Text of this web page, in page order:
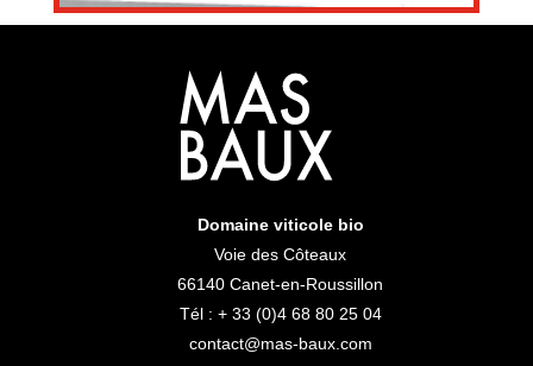
Domaine viticole bio
Voie des Côteaux
66140 Canet-en-Roussillon
Tél : + 33 (0)4 68 80 25 04
contact@mas-baux.com